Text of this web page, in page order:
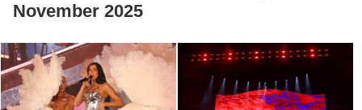
November 2025